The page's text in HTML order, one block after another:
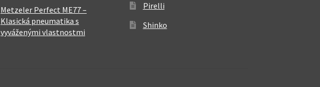
Metzeler Perfect ME77 –
Klasická pneumatika s
vyváženými vlastnostmi
Pirelli
Shinko